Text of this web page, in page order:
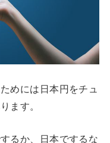
めには日本円をチュ
ます。
るか、日本でするな